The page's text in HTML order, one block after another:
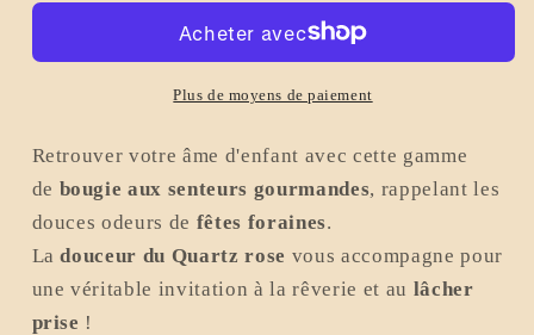
Énergétique
naturelle
Quartz
rose
et
fleurs
séchées
naturelles
artisanal
Énergétique
-
naturelle
Quartz
rose
et
fleurs
séchées
Plus de moyens de paiement
Retrouver votre âme d'enfant avec cette gamme
de bougie aux senteurs gourmandes, rappelant les
douces odeurs de fêtes foraines.
Ladouceur du Quartz rose vous accompagne pour
une véritable invitation à la rêverie et au lâcher
prise !